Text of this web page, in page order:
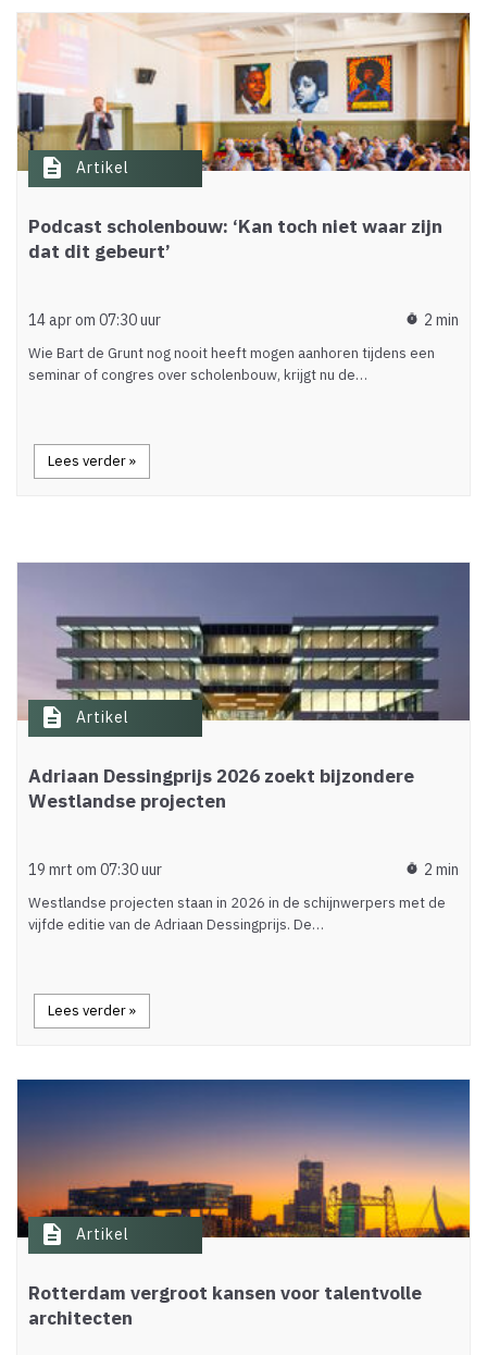
description Artikel
Podcast scholenbouw: ‘Kan toch niet waar zijn
dat dit gebeurt’
14 apr om 07:30 uur timer 2 min
Wie Bart de Grunt nog nooit heeft mogen aanhoren tijdens een
seminar of congres over scholenbouw, krijgt nu de…
Lees verder »
description Artikel
Adriaan Dessingprijs 2026 zoekt bijzondere
Westlandse projecten
19 mrt om 07:30 uur timer 2 min
Westlandse projecten staan in 2026 in de schijnwerpers met de
vijfde editie van de Adriaan Dessingprijs. De…
Lees verder »
description Artikel
Rotterdam vergroot kansen voor talentvolle
architecten